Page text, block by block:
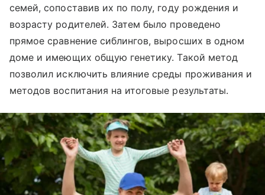
семей, сопоставив их по полу, году рождения и
возрасту родителей. Затем было проведено
прямое сравнение сиблингов, выросших в одном
доме и имеющих общую генетику. Такой метод
позволил исключить влияние среды проживания и
методов воспитания на итоговые результаты.